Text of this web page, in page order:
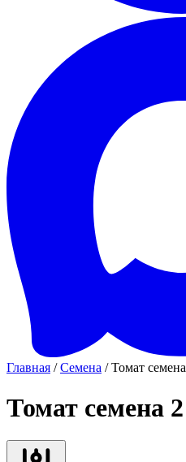
Главная /Семена / Томат семена
Томат семена 2